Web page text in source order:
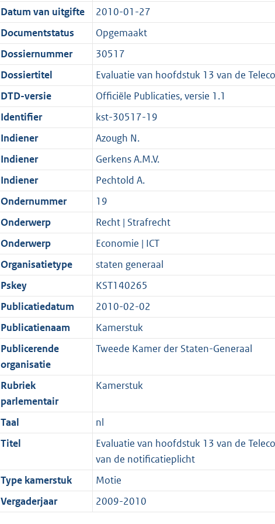
i
e
i
n
f
o
r
m
a
a
t
1
1
K
b
t
i
e
i
n
f
o
r
m
a
a
t
:
2
K
b
a
t
i
e
i
n
f
o
r
m
a
a
t
e
:
1
K
b
s
g
r
o
t
t
e
:
2
K
b
d
s
g
o
o
t
t
e
:
2
K
Datum van uitgifte
2010-01-27
Documentstatus
Opgemaakt
Dossiernummer
30517
Dossiertitel
Evaluatie van hoofdstuk 13 van de
DTD-versie
Officiële Publicaties, versie 1.1
Identifier
kst-30517-19
Indiener
Azough N.
Indiener
Gerkens A.M.V.
Indiener
Pechtold A.
Ondernummer
19
Onderwerp
Recht | Strafrecht
Onderwerp
Economie | ICT
Organisatietype
staten generaal
Pskey
KST140265
Publicatiedatum
2010-02-02
Publicatienaam
Kamerstuk
Publicerende
organisatie
Tweede Kamer der Staten-Generaal
Rubriek
parlementair
Kamerstuk
Taal
nl
Titel
Evaluatie van hoofdstuk 13 van de
van de notificatieplicht
Type kamerstuk
Motie
Vergaderjaar
2009-2010